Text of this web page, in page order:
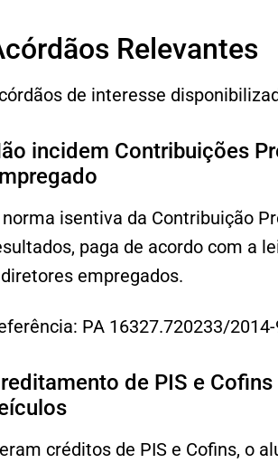
Relevantes
de interesse
incidem Contribuições
isentiva da Contribuição
paga de acordo com a
empregados.
PA 16327.720233/
de PIS e
créditos de PIS e Cofins, o